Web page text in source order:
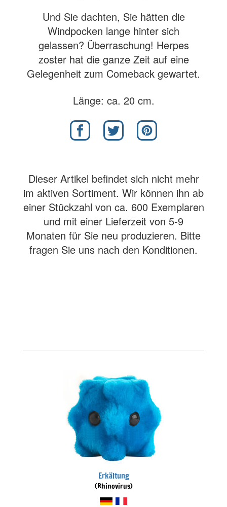
Und Sie dachten, Sie hätten die
Windpocken lange hinter sich
gelassen? Überraschung! Herpes
zoster hat die ganze Zeit auf eine
Gelegenheit zum Comeback gewartet.
Länge: ca. 20 cm.
Dieser Artikel befindet sich nicht mehr
im aktiven Sortiment. Wir können ihn ab
einer Stückzahl von ca. 600 Exemplaren
und mit einer Lieferzeit von 5-9
Monaten für Sie neu produzieren. Bitte
fragen Sie uns nach den Konditionen.
Erkältung
(Rhinovirus)